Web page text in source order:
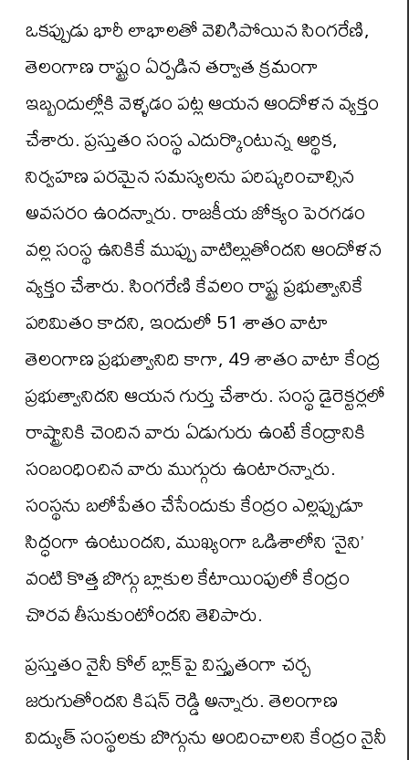
ఒకప్పుడు భారీ లాభాలతో వెలిగిపోయిన సింగరేణి,
తెలంగాణ రాష్ట్రం ఏర్పడిన తర్వాత క్రమంగా
ఇబ్బందుల్లోకి వెళ్ళడం పట్ల ఆయన ఆందోళన వ్యక్తం
చేశారు. ప్రస్తుతం సంస్థ ఎదుర్కొంటున్న ఆర్థిక,
నిర్వహణ పరమైన సమస్యలను పరిష్కరించాల్సిన
అవసరం ఉందన్నారు. రాజకీయ జోక్యం పెరగడం
వల్ల సంస్థ ఉనికికే ముప్పు వాటిల్లుతోందని ఆందోళన
వ్యక్తం చేశారు. సింగరేణి కేవలం రాష్ట్ర ప్రభుత్వానికే
పరిమితం కాదని, ఇందులో 51 శాతం వాటా
తెలంగాణ ప్రభుత్వానిది కాగా, 49 శాతం వాటా కేంద్ర
ప్రభుత్వానిదని ఆయన గుర్తు చేశారు. సంస్థ డైరెక్టర్లలో
రాష్ట్రానికి చెందిన వారు ఏడుగురు ఉంటే కేంద్రానికి
సంబంధించిన వారు ముగ్గురు ఉంటారన్నారు.
సంస్థను బలోపేతం చేసేందుకు కేంద్రం ఎల్లప్పుడూ
సిద్ధంగా ఉంటుందని, ముఖ్యంగా ఒడిశాలోని ‘నైని’
వంటి కొత్త బొగ్గు బ్లాకుల కేటాయింపులో కేంద్రం
చొరవ తీసుకుంటోందని తెలిపారు.
ప్రస్తుతం నైనీ కోల్ బ్లాక్‌పై విస్తృతంగా చర్చ
జరుగుతోందని కిషన్ రెడ్డి అన్నారు. తెలంగాణ
విద్యుత్ సంస్థలకు బొగ్గును అందించాలని కేంద్రం నైనీ